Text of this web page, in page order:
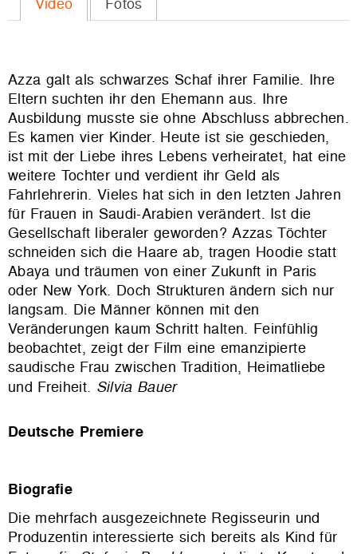
Azza galt als schwarzes Schaf ihrer Familie. Ihre
Eltern suchten ihr den Ehemann aus. Ihre
Ausbildung musste sie ohne Abschluss abbrechen.
Es kamen vier Kinder. Heute ist sie geschieden,
ist mit der Liebe ihres Lebens verheiratet, hat eine
weitere Tochter und verdient ihr Geld als
Fahrlehrerin. Vieles hat sich in den letzten Jahren
für Frauen in Saudi-Arabien verändert. Ist die
Gesellschaft liberaler geworden? Azzas Töchter
schneiden sich die Haare ab, tragen Hoodie statt
Abaya und träumen von einer Zukunft in Paris
oder New York. Doch Strukturen ändern sich nur
langsam. Die Männer können mit den
Veränderungen kaum Schritt halten. Feinfühlig
beobachtet, zeigt der Film eine emanzipierte
saudische Frau zwischen Tradition, Heimatliebe
und Freiheit. Silvia Bauer
Deutsche Premiere
Biografie
Die mehrfach ausgezeichnete Regisseurin und
Produzentin interessierte sich bereits als Kind für